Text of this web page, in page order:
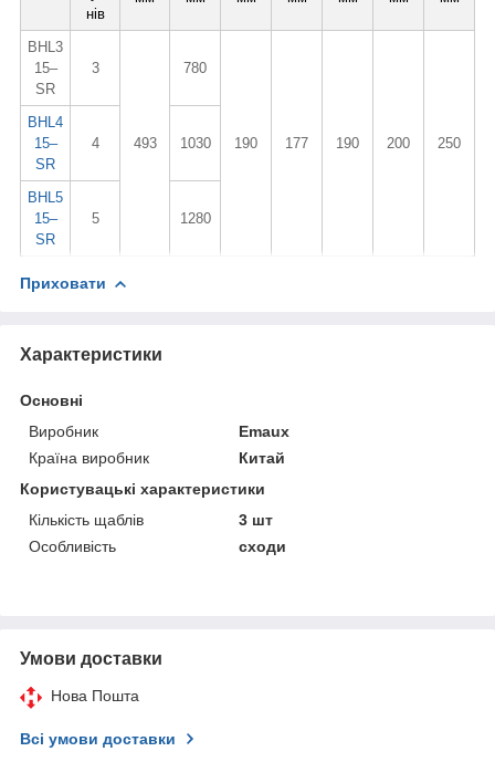
нів
BHL3
15–
SR
3
493
780
190 177 190 200 250
BHL4
15–
SR
4 1030
BHL5
15–
SR
5 1280
Приховати
Характеристики
Основні
Виробник
Emaux
Країна виробник
Китай
Користувацькі характеристики
Кількість щаблів
3 шт
Особливість
сходи
Умови доставки
Нова Пошта
Всі умови доставки